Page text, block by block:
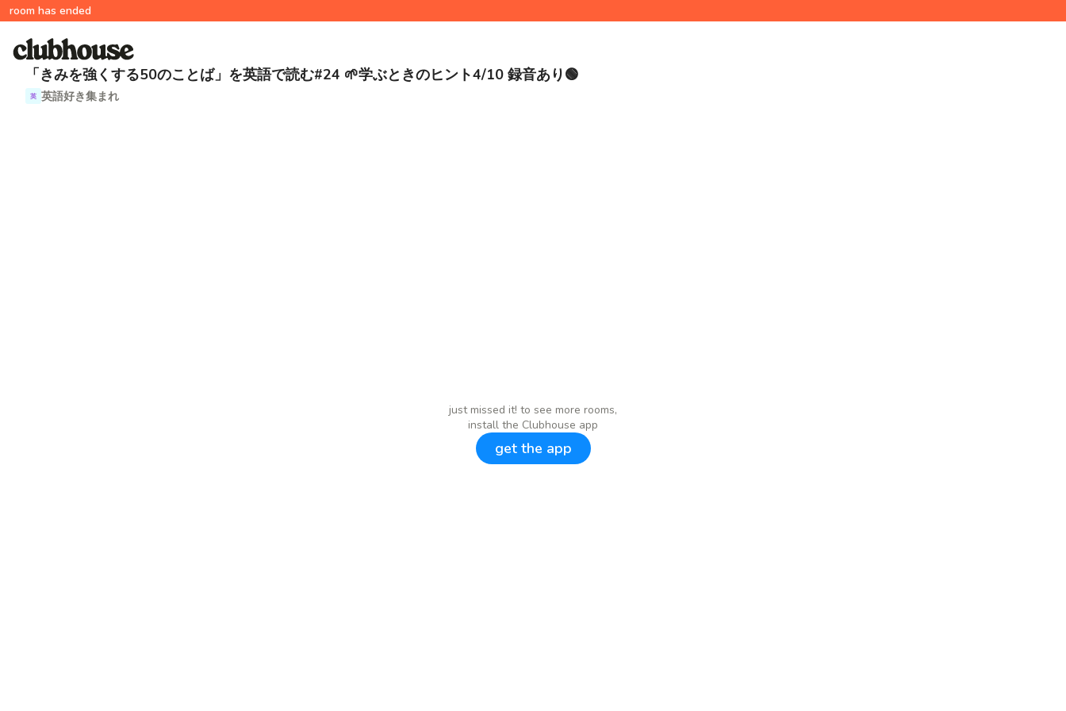
room has ended
「きみを強くする50のことば」を英語で読む#24 🌱学ぶときのヒント4/10 録音あり🟢
英 英語好き集まれ
just missed it! to see more rooms,
install the Clubhouse app
get the app